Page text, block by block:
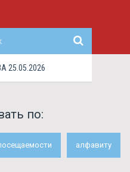
25.05.2026
по:
алфавиту